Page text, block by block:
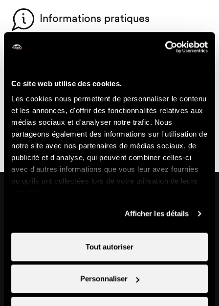
Ce site web utilise des cookies.
Les cookies nous permettent de personnaliser le contenu
et les annonces, d'offrir des fonctionnalités relatives aux
médias sociaux et d'analyser notre trafic. Nous
partageons également des informations sur l'utilisation de
notre site avec nos partenaires de médias sociaux, de
publicité et d'analyse, qui peuvent combiner celles-ci
avec d'autres informations que vous leur avez fournies
ou qu'ils ont collectées lors de votre utilisation de leurs
Afficher les détails
Tout autoriser
Personnaliser
Informations pratiques
- Inscriptions obligatoires jusqu'au mercredi précédent
16:00
- Visite uniquement en français
- Pour toute question relative aux annulations et aux
modifications de réservation, veuillez consulter les
conditions générales de vente de Nendaz Tourisme
disponibles sur https://shop.nendaz.ch